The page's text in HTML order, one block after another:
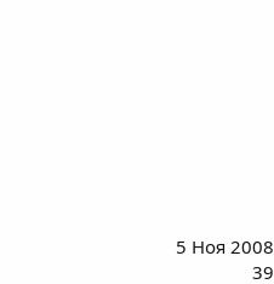
5 Ноя 2008
39